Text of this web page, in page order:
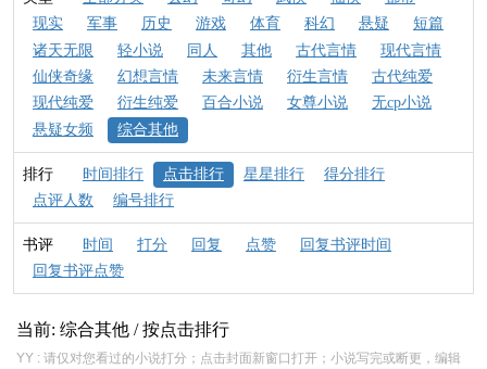
现实
军事 历史 游戏 体育 科幻 悬疑
短篇
诸天无限
轻小说 同人 其他 古代言情
现代言情
仙侠奇缘
幻想言情 未来言情 衍生言情
古代纯爱
现代纯爱
衍生纯爱 百合小说 女尊小说
无cp小说
悬疑女频
综合其他
排行 时间排行 点击排行 星星排行
得分排行
点评人数
编号排行
书评 时间 打分 回复 点赞
回复书评时间
回复书评点赞
当前: 综合其他 / 按点击排行
YY : 请仅对您看过的小说打分；点击封面新窗口打开；小说写完或断更，编辑